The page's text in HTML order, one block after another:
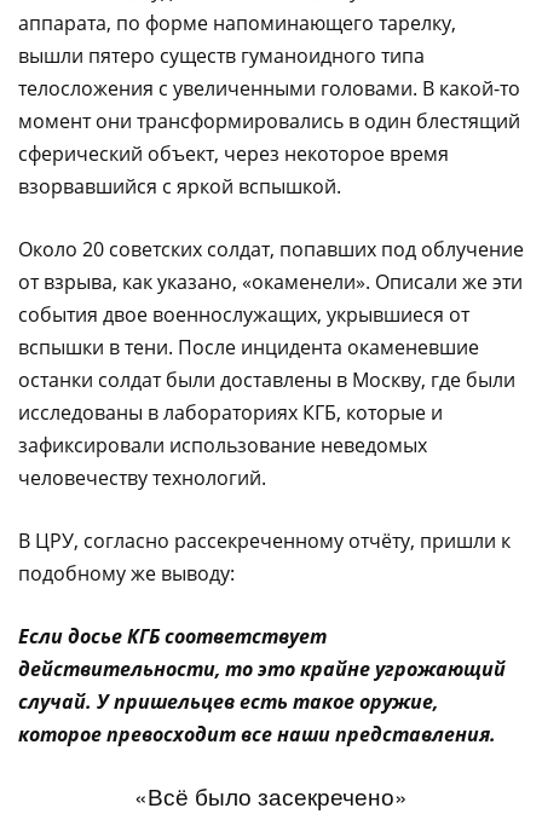
аппарата, по форме напоминающего тарелку,
вышли пятеро существ гуманоидного типа
телосложения с увеличенными головами. В какой-то
момент они трансформировались в один блестящий
сферический объект, через некоторое время
взорвавшийся с яркой вспышкой.
Около 20 советских солдат, попавших под облучение
от взрыва, как указано, «окаменели». Описали же эти
события двое военнослужащих, укрывшиеся от
вспышки в тени. После инцидента окаменевшие
останки солдат были доставлены в Москву, где были
исследованы в лабораториях КГБ, которые и
зафиксировали использование неведомых
человечеству технологий.
В ЦРУ, согласно рассекреченному отчёту, пришли к
подобному же выводу:
Если досье КГБ соответствует
действительности, то это крайне угрожающий
случай. У пришельцев есть такое оружие,
которое превосходит все наши представления.
«Всё было засекречено»